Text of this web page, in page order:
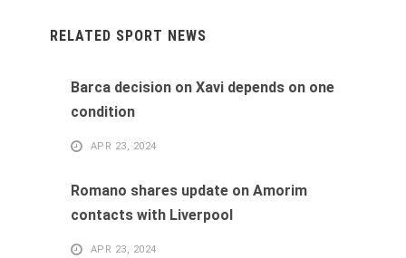
RELATED SPORT NEWS
Barca decision on Xavi depends on one
condition
APR 23, 2024
Romano shares update on Amorim
contacts with Liverpool
APR 23, 2024